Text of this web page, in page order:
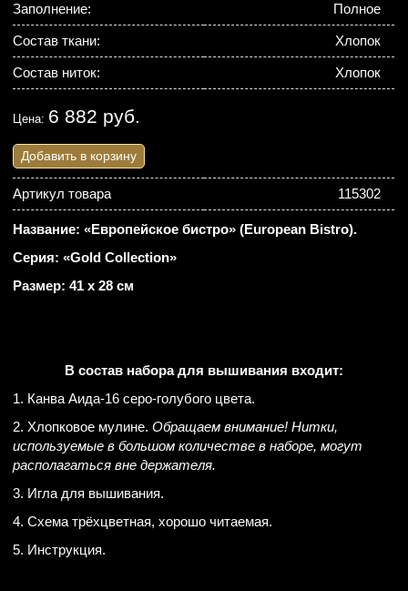
Заполнение: Полное
Состав ткани: Хлопок
Состав ниток: Хлопок
Цена: 6 882 руб.
Добавить в корзину
Артикул товара 115302
Название: «Европейское бистро» (European Bistro).
Серия: «Gold Collection»
Размер: 41 х 28 см
В состав набора для вышивания входит:
1. Канва Аида-16 серо-голубого цвета.
2. Хлопковое мулине.Обращаем внимание! Нитки,
используемые в большом количестве в наборе, могут
располагаться вне держателя.
3. Игла для вышивания.
4. Схема трёхцветная, хорошо читаемая.
5. Инструкция.